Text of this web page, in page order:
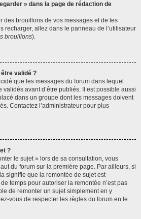
» dans la page de rédaction de
des brouillons de vos messages et de les
recharger, allez dans le panneau de l’utilisateur
brouillons).
validé ?
que les messages du forum dans lequel
validés avant d’être publiés. Il est possible aussi
dans un groupe dont les messages doivent
Contactez l’administrateur pour plus
?
le sujet » lors de sa consultation, vous
du forum sur la première page. Par ailleurs, si
signifie que la remontée de sujet est
temps pour autoriser la remontée n’est pas
de remonter un sujet simplement en y
vous de respecter les règles du forum en le